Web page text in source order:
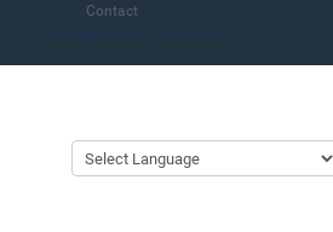
Contact